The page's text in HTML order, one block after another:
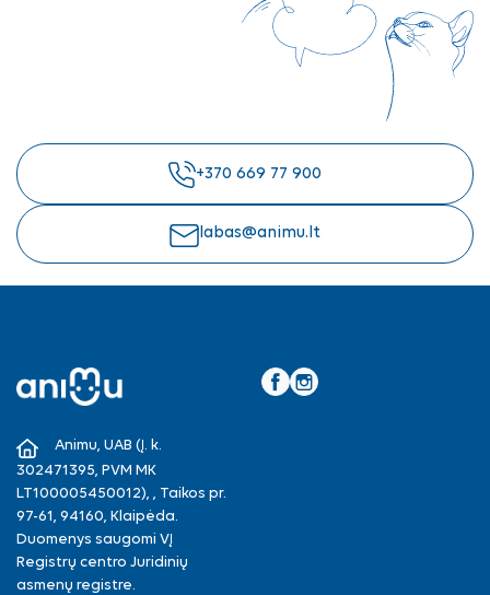
+370 669 77 900
labas@animu.lt
Animu, UAB (Į. k.
302471395, PVM MK
LT100005450012), , Taikos pr.
97-61, 94160, Klaipėda.
Duomenys saugomi VĮ
Registrų centro Juridinių
asmenų registre.